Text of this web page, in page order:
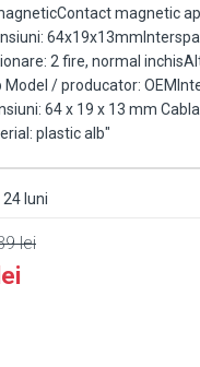
magnetic
2 fire, normal
Model / producator:
64 x 19 x 13 mm
plastic alb"
luni
lei
lei